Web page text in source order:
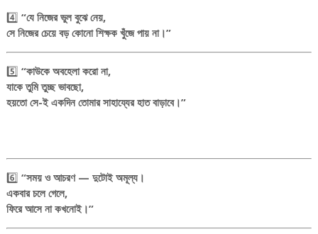
4️⃣ “যে নিজের ভুল বুঝে নেয়,
সে নিজের চেয়ে বড় কোনো শিক্ষক খুঁজে পায় না।”
5️⃣ “কাউকে অবহেলা করো না,
যাকে তুমি তুচ্ছ ভাবছো,
হয়তো সে-ই একদিন তোমার সাহায্যের হাত বাড়াবে।”
6️⃣ “সময় ও আচরণ — দুটোই অমূল্য।
একবার চলে গেলে,
ফিরে আসে না কখনোই।”